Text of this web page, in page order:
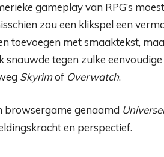
gameplay van RPG’s
zou een klikspel een
toevoegen met smaaktekst,
tegen zulke eenvoudige
Skyrimof Overwatch.
browsergame genaamd
en perspectief.